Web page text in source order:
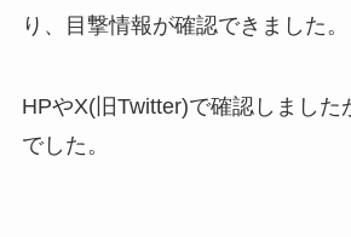
り、目撃情報が確認できました。
HPやX(旧Twitter)で確認しました
でした。